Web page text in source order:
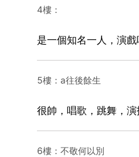
4樓：
是一個知名一人，演
5樓：a往後餘生
很帥，唱歌，跳舞，
6樓：不敬何以別